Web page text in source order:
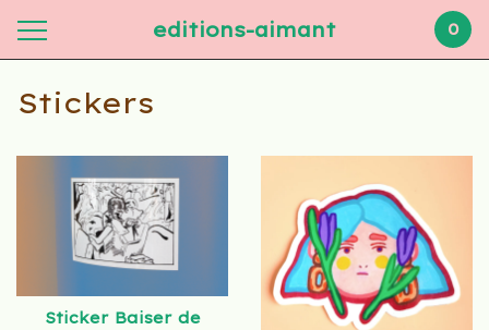
editions-aimant 0
Stickers
Sticker Baiser de